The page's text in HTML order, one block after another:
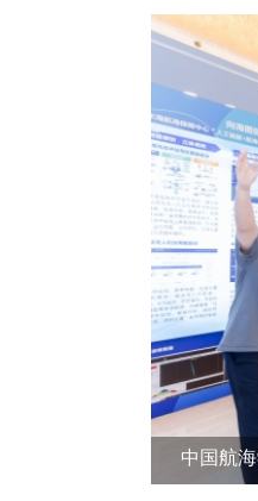
中国航